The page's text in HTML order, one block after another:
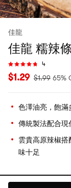
佳龍
佳龍 糯辣
4
$1.29 $1.99 65%
色澤油亮，飽滿
傳統製法配合現
雲貴高原辣椒
味十足